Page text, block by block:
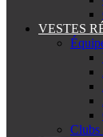
VESTES
Clubs